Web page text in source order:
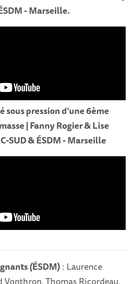
- Marseille.
sous pression d'une 6ème
| Fanny Rogier & Lise
SUD & ÉSDM - Marseille
(ÉSDM) : Laurence
Vonthron, Thomas Ricordeau,